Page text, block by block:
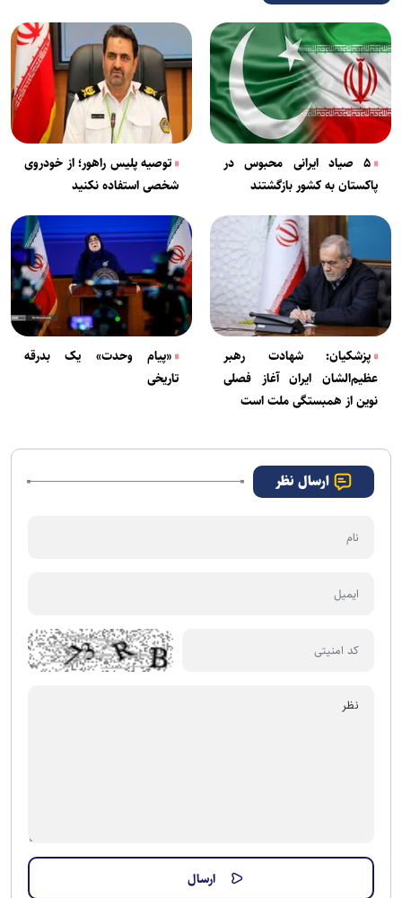
۵ صیاد ایرانی محبوس در
پاکستان به کشور بازگشتند
توصیه پلیس راهور؛ از خودروی
شخصی استفاده نکنید
پزشکیان: شهادت رهبر
عظیم‌الشان ایران آغاز فصلی
نوین از همبستگی ملت است
«پیام وحدت» یک بدرقه
تاریخی
ارسال نظر